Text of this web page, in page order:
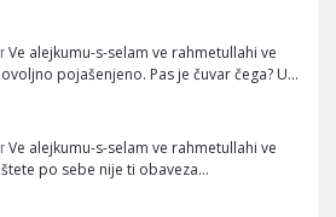
Ve alejkumu-s-selam ve rahmetullahi ve
pojašenjeno. Pas je čuvar čega? U…
Ve alejkumu-s-selam ve rahmetullahi ve
po sebe nije ti obaveza…